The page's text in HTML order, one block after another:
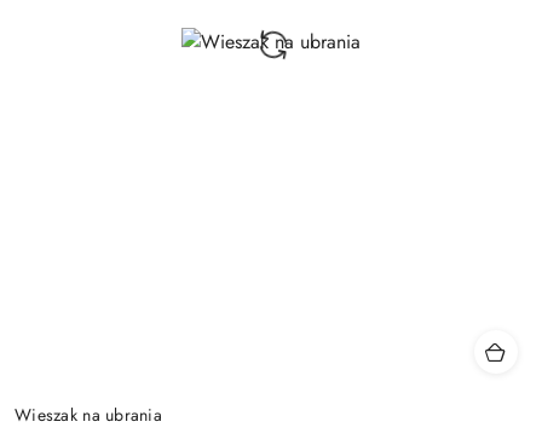
Wieszak na ubrania